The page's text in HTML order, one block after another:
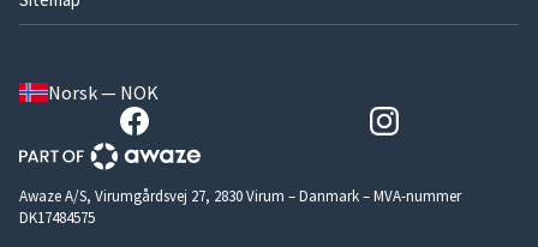
Norsk — NOK
Awaze A/S, Virumgårdsvej 27, 2830 Virum – Danmark – MVA-nummer
DK17484575